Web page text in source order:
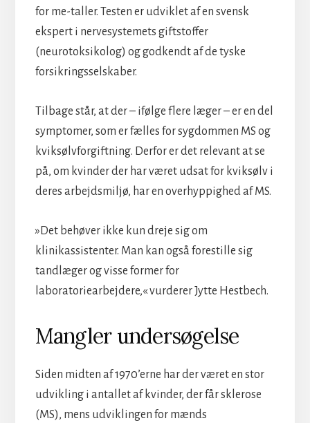
for me-taller. Testen er udviklet af en svensk
ekspert i nervesystemets giftstoffer
(neurotoksikolog) og godkendt af de tyske
forsikringsselskaber.
Tilbage står, at der – ifølge flere læger – er en del
symptomer, som er fælles for sygdommen MS og
kviksølvforgiftning. Derfor er det relevant at se
på, om kvinder der har været udsat for kviksølv i
deres arbejdsmiljø, har en overhyppighed af MS.
»Det behøver ikke kun dreje sig om
klinikassistenter. Man kan også forestille sig
tandlæger og visse former for
laboratoriearbejdere,« vurderer Jytte Hestbech.
Mangler undersøgelse
Siden midten af 1970’erne har der været en stor
udvikling i antallet af kvinder, der får sklerose
(MS), mens udviklingen for mænds